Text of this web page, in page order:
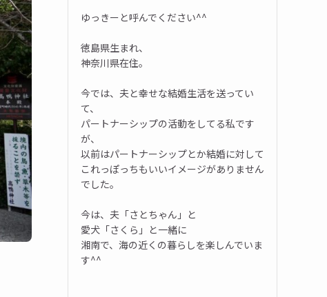
ゆっきーと呼んでください^^
徳島県生まれ、
神奈川県在住。
今では、夫と幸せな結婚生活を送ってい
て、
パートナーシップの活動をしてる私です
が、
以前はパートナーシップとか結婚に対して
これっぽっちもいいイメージがありません
でした。
今は、夫「さとちゃん」と
愛犬「さくら」と一緒に
湘南で、海の近くの暮らしを楽しんでいま
す^^